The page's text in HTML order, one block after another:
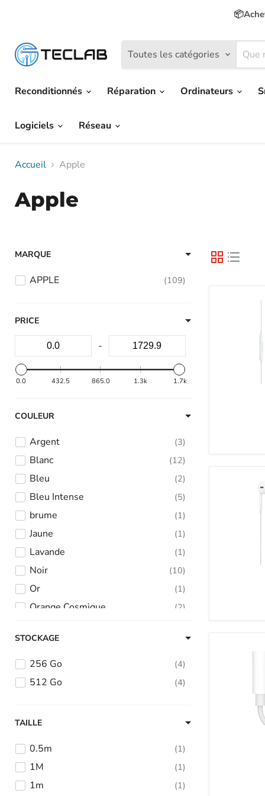
Toutes les catégories
Reconditionnés Réparation Ordinateurs
Logiciels Réseau
Accueil Apple
Apple
MARQUE
APPLE 109
PRICE
-
0.0 432.5 865.0 1.3k 1.7k
COULEUR
Argent 3
Blanc 12
Bleu 2
Bleu Intense 5
brume 1
Jaune 1
Lavande 1
Noir 10
Or 1
Orange Cosmique 2
Rose
Rouge 2
Sarcelle 2
Vert
STOCKAGE
256 Go 4
512 Go 4
TAILLE
0.5m 1
1M 1
1m 1